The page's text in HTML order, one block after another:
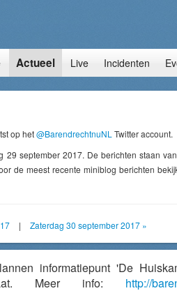
Actueel Live Incidenten
op het@BarendrechtnuNL Twitter account.
29 september 2017. De berichten staan
de meest recente miniblog berichten
| Zaterdag 30 september 2017 »
informatiepunt 'De
Meer info: http://